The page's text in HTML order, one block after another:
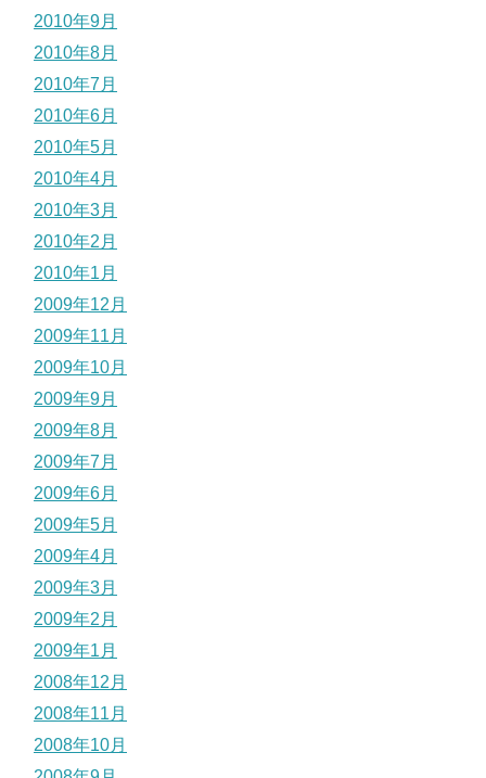
2010年9月
2010年8月
2010年7月
2010年6月
2010年5月
2010年4月
2010年3月
2010年2月
2010年1月
2009年12月
2009年11月
2009年10月
2009年9月
2009年8月
2009年7月
2009年6月
2009年5月
2009年4月
2009年3月
2009年2月
2009年1月
2008年12月
2008年11月
2008年10月